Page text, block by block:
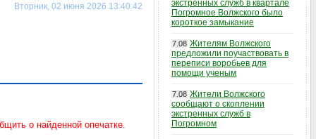
Вторник, 02 июня 2026 13:40:42
экстренных служб в квартале
Погромное Волжского было
короткое замыкание
7.08 Жителям Волжского
предложили поучаствовать в
переписи воробьев для
помощи ученым
7.08 Жители Волжского
сообщают о скоплении
экстренных служб в
Погромном